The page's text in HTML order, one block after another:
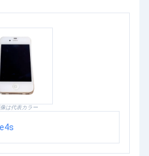
は代表カラー